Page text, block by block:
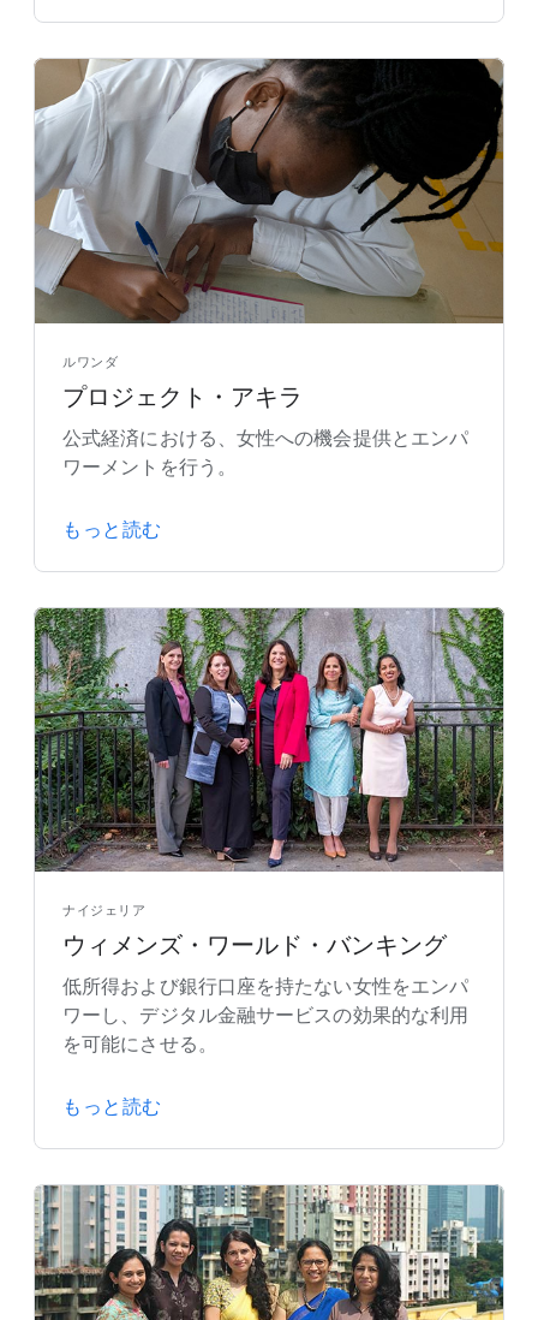
ルワンダ
プロジェクト・アキラ
公式経済における、女性への機会提供とエンパ
ワーメントを行う。
もっと読む
ナイジェリア
ウィメンズ・ワールド・バンキング
低所得および銀行口座を持たない女性をエンパ
ワーし、デジタル金融サービスの効果的な利用
を可能にさせる。
もっと読む